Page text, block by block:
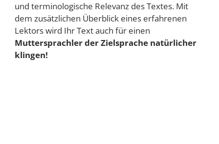
und terminologische Relevanz des Textes. Mit
dem zusätzlichen Überblick eines erfahrenen
Lektors wird Ihr Text auch für einen
Muttersprachler der Zielsprache natürlicher
klingen!